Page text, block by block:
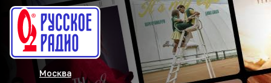
Москва